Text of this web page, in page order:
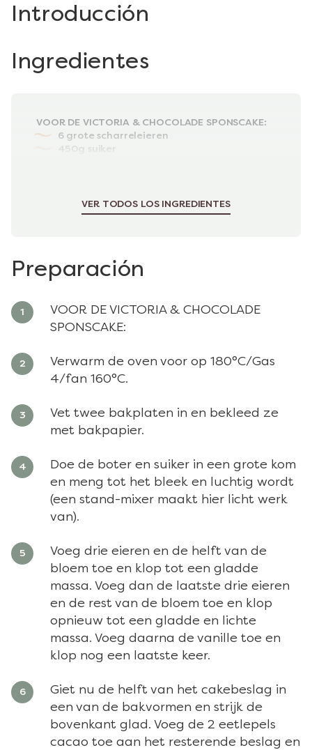
Introducción
Ingredientes
VOOR DE VICTORIA & CHOCOLADE SPONSCAKE:
6 grote scharreleieren
450g suiker
VER TODOS LOS INGREDIENTES
Preparación
VOOR DE VICTORIA & CHOCOLADE
SPONSCAKE:
Verwarm de oven voor op 180°C/Gas
4/fan 160°C.
Vet twee bakplaten in en bekleed ze
met bakpapier.
Doe de boter en suiker in een grote kom
en meng tot het bleek en luchtig wordt
(een stand-mixer maakt hier licht werk
van).
Voeg drie eieren en de helft van de
bloem toe en klop tot een gladde
massa. Voeg dan de laatste drie eieren
en de rest van de bloem toe en klop
opnieuw tot een gladde en lichte
massa. Voeg daarna de vanille toe en
klop nog een laatste keer.
Giet nu de helft van het cakebeslag in
een van de bakvormen en strijk de
bovenkant glad. Voeg de 2 eetlepels
cacao toe aan het resterende beslag en